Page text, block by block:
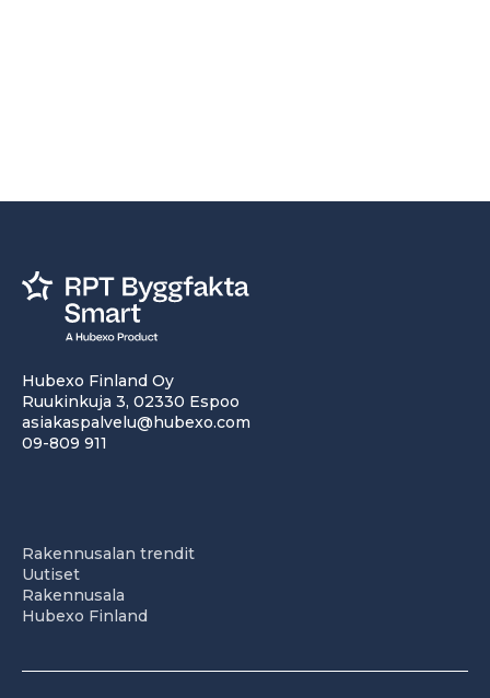
Hubexo Finland Oy
Ruukinkuja 3, 02330 Espoo
asiakaspalvelu@hubexo.com
09-809 911
Rakennusalan trendit
Uutiset
Rakennusala
Hubexo Finland